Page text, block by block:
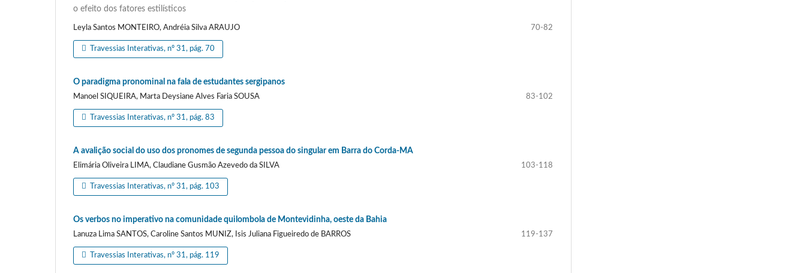
o efeito dos fatores estilísticos
Leyla Santos MONTEIRO, Andréia Silva ARAUJO 70-82
Travessias Interativas, nº 31, pág. 70
O paradigma pronominal na fala de estudantes sergipanos
Manoel SIQUEIRA, Marta Deysiane Alves Faria SOUSA 83-102
Travessias Interativas, nº 31, pág. 83
A avalição social do uso dos pronomes de segunda pessoa do singular em Barra do Corda-MA
Elimária Oliveira LIMA, Claudiane Gusmão Azevedo da SILVA 103-118
Travessias Interativas, nº 31, pág. 103
Os verbos no imperativo na comunidade quilombola de Montevidinha, oeste da Bahia
Lanuza Lima SANTOS, Caroline Santos MUNIZ, Isis Juliana Figueiredo de BARROS 119-137
Travessias Interativas, nº 31, pág. 119